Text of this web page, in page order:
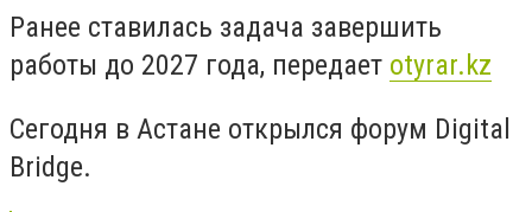
Ранее ставилась задача завершить
работы до 2027 года, передает otyrar.kz
Сегодня в Астане открылся форум Digital
Bridge.